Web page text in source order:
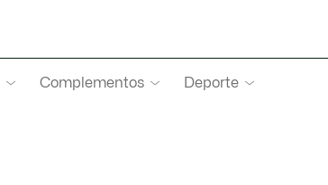
Complementos Deporte